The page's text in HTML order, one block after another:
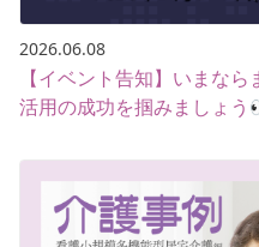
2026.06.08
【イベント告知】いまな
活用の成功を掴みましょう